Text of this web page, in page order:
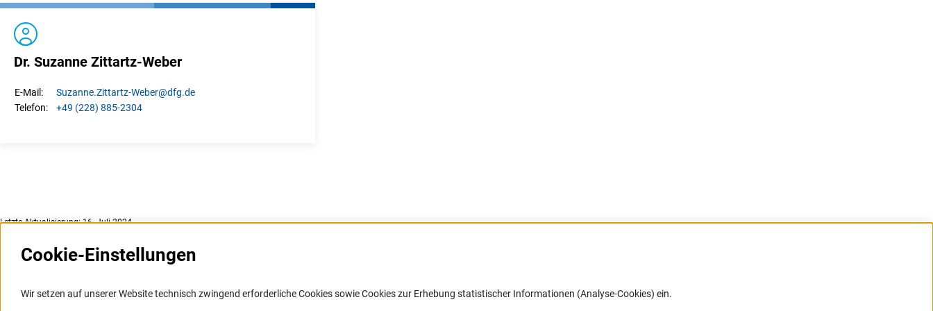
Dr. Suzanne Zittartz-Weber
E-Mail: Suzanne.Zittartz-Weber@dfg.de
Telefon:
+49 (228) 885-2304
Letzte Aktualisierung: 16. Juli 2024
Informationssysteme
Cookie-Einstellungen
Wir setzen auf unserer Website technisch zwingend erforderliche Cookies sowie Cookies zur Erhebung statistischer Informationen (Analyse-Cookies) ein.